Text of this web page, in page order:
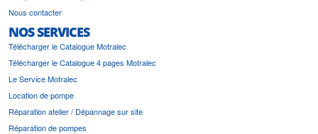
Nous contacter
NOS SERVICES
Télécharger le Catalogue Motralec
Télécharger le Catalogue 4 pages Motralec
Le Service Motralec
Location de pompe
Réparation atelier / Dépannage sur site
Réparation de pompes